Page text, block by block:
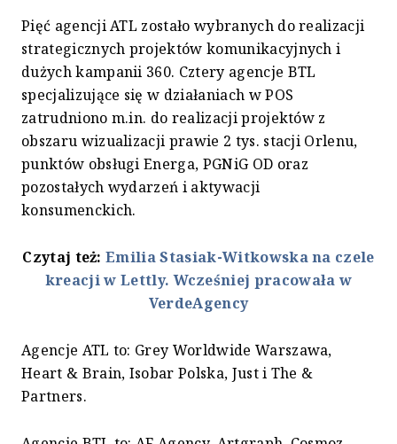
Pięć agencji ATL zostało wybranych do realizacji
strategicznych projektów komunikacyjnych i
dużych kampanii 360. Cztery agencje BTL
specjalizujące się w działaniach w POS
zatrudniono m.in. do realizacji projektów z
obszaru wizualizacji prawie 2 tys. stacji Orlenu,
punktów obsługi Energa, PGNiG OD oraz
pozostałych wydarzeń i aktywacji
konsumenckich.
Czytaj też:Emilia Stasiak-Witkowska na czele
kreacji w Lettly. Wcześniej pracowała w
VerdeAgency
Agencje ATL to: Grey Worldwide Warszawa,
Heart & Brain, Isobar Polska, Just i The &
Partners.